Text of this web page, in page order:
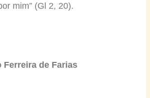
mim” (Gl 2, 20).
Ferreira de Farias